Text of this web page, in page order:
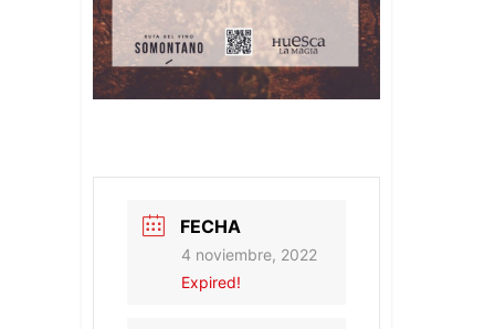
FECHA
4 noviembre, 2022
Expired!